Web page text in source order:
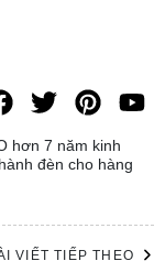
hơn 7 năm kinh
đèn cho hàng
VIẾT TIẾP THEO